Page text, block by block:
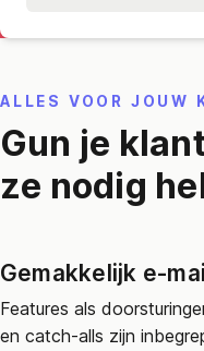
ALLES VOOR JOUW
Gun je
ze nodig
Gemakkelijk e-
Features als
en catch-alls zijn